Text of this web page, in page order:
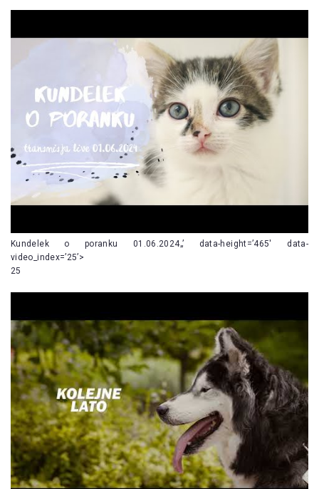
Kundelek o poranku 01.06.2024„’ data-height=’465′ data-
video_index=’25’>
25